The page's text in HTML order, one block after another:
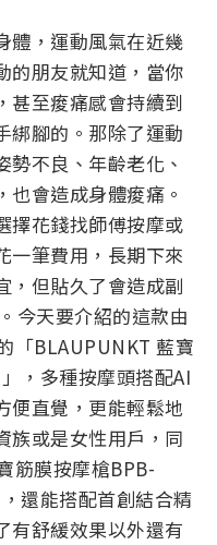
體，運動風氣在近幾
的朋友就知道，當你
甚至痠痛感會持續到
綁腳的。那除了運動
不良、年齡老化、
會造成身體痠痛。
擇花錢找師傅按摩或
一筆費用，長期下來
，但貼久了會造成副
今天要介紹的這款由
「BLAUPUNKT 藍寶
，多種按摩頭搭配AI
便直覺，更能輕鬆地
族或是女性用戶，同
筋膜按摩槍BPB-
還能搭配首創結合精
有舒緩效果以外還有